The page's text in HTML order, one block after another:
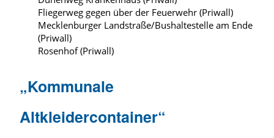
Fliegerweg gegen über der Feuerwehr (Priwall)
Mecklenburger Landstraße/Bushaltestelle am Ende
(Priwall)
Rosenhof (Priwall)
„Kommunale
Altkleidercontainer“